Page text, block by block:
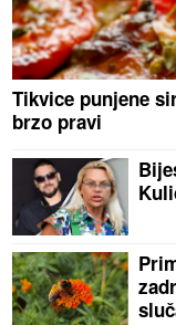
Tikvice punjene
brzo pravi